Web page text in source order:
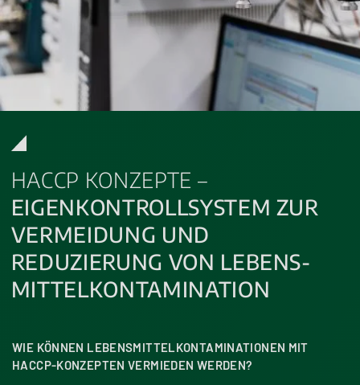
HACCP KONZEPTE –
EIGENKONTROLLSYSTEM ZUR
VERMEIDUNG UND
REDUZIERUNG VON LEBENS­
MITTEL­KONTA­MI­NA­TION
WIE KÖNNEN LEBENSMITTELKONTAMINATIONEN MIT
HACCP-KONZEPTEN VERMIEDEN WERDEN?